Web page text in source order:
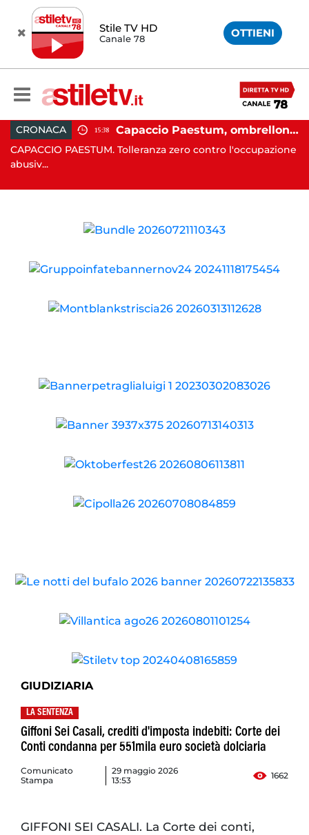
Stile TV HD
Canale 78 OTTIENI
CRONACA 15:38 Capaccio Paestum, ombrellone selvaggio: blitz della Municipale, sgomberate tutte le spiagge libere
CAPACCIO PAESTUM. Tolleranza zero contro l'occupazione
abusiv...
GIUDIZIARIA
LA SENTENZA
Giffoni Sei Casali, crediti d'imposta indebiti: Corte dei
Conti condanna per 551mila euro società dolciaria
Comunicato
Stampa
29 maggio 2026
13:53
1662
GIFFONI SEI CASALI. La Corte dei conti,